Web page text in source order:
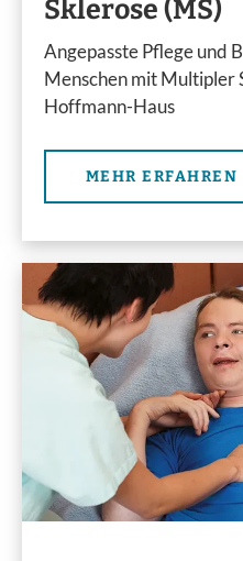
Sklerose (MS)
Angepasste Pflege und
Menschen mit Multipler
Hoffmann-Haus
MEHR ERFAHREN